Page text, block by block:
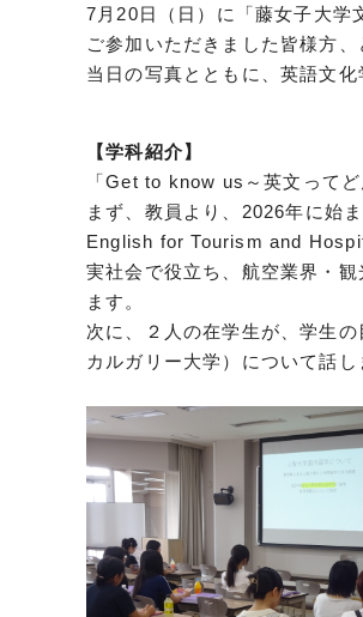
広告掲載
取材・撮影依頼
大学紹介動画
SNS
シンボルマーク・校章
自己点検・評価
7月20日（日）に「藤女子大学
ご参加いただきました皆様方
当日の写真とともに、英語文
【学科紹介】
「Get to know us～英文って
まず、教員より、2026年に始
English for Tourism and
実社会で役立ち、航空業界・
ます。
次に、２人の在学生が、学生
カルガリー大学）について話し